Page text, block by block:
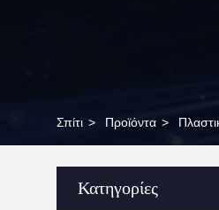
Σπίτι > Προϊόντα >
Κατηγορίες